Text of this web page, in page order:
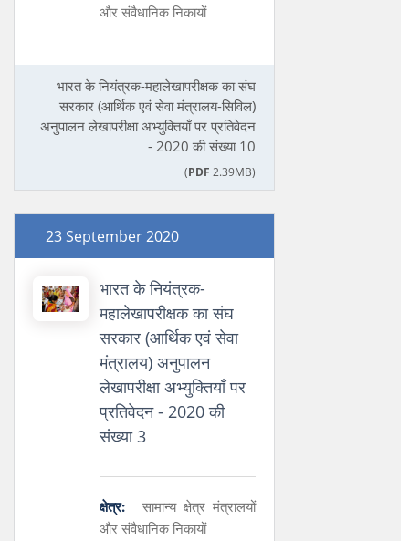
और संवैधानिक निकायों
भारत के नियंत्रक-महालेखापरीक्षक का संघ
सरकार (आर्थिक एवं सेवा मंत्रालय-सिविल)
अनुपालन लेखापरीक्षा अभ्युक्तियाँ पर प्रतिवेदन
- 2020 की संख्या 10
(PDF 2.39MB)
23 September 2020
भारत के नियंत्रक-
महालेखापरीक्षक का संघ
सरकार (आर्थिक एवं सेवा
मंत्रालय) अनुपालन
लेखापरीक्षा अभ्युक्तियाँ पर
प्रतिवेदन - 2020 की
संख्या 3
क्षेत्र:
सामान्य क्षेत्र मंत्रालयों
और संवैधानिक निकायों